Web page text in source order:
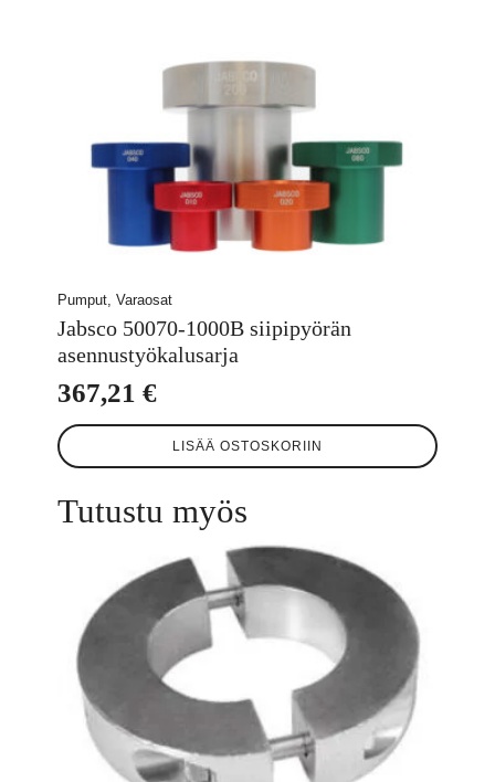
Pumput, Varaosat
Jabsco 50070-1000B siipipyörän
asennustyökalusarja
367,21 €
LISÄÄ OSTOSKORIIN
Tutustu myös